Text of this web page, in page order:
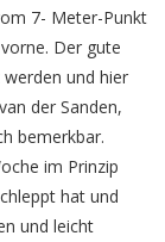
7- Meter-Punkt
Der gute
und hier
der Sanden,
bemerkbar.
im Prinzip
hat und
und leicht